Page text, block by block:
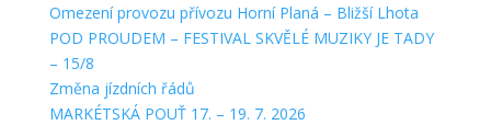
Omezení provozu přívozu Horní Planá – Bližší Lhota
POD PROUDEM – FESTIVAL SKVĚLÉ MUZIKY JE TADY
– 15/8
Změna jízdních řádů
MARKÉTSKÁ POUŤ 17. – 19. 7. 2026